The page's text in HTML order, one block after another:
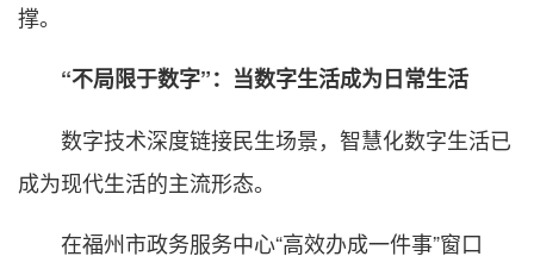
撑。
“不局限于数字”：当数字生活成为日常生活
数字技术深度链接民生场景，智慧化数字生活已
成为现代生活的主流形态。
在福州市政务服务中心“高效办成一件事”窗口